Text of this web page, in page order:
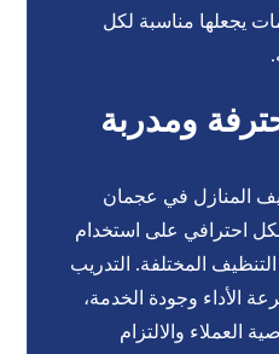
يجعلها مناسبة لكل
ومدربة
المنازل في عجمان
احترافي على استخدام
المختلفة. التدريب
الأداء وجودة الخدمة،
العملاء والالتزام